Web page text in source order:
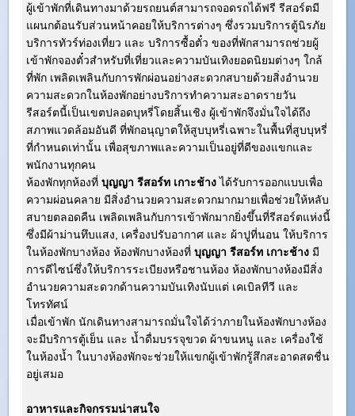
ผู้เข้าพักที่เดินทางมาด้วยรถยนต์สามารถจอดรถได้ฟรี รีสอร์ตมี
แผนกต้อนรับส่วนหน้าคอยให้บริการต่างๆ ซึ่งรวมบริการตู้นิรภัย
บริการทัวร์ท่องเที่ยว และ บริการซื้อตั๋ว ของที่พักสามารถช่วยผู้
เข้าพักจองตั๋วสำหรับที่เที่ยวและความบันเทิงยอดนิยมต่างๆ ใกล้
ที่พัก เพลิดเพลินกับการพักผ่อนอย่างสะดวกสบายด้วยสิ่งอำนวย
ความสะดวกในห้องพักอย่างบริการทำความสะอาดรายวัน
รีสอร์ตนี้เป็นเขตปลอดบุหรี่โดยสิ้นเชิง ผู้เข้าพักจึงมั่นใจได้ถึง
สภาพแวดล้อมอันดี ที่พักอนุญาตให้สูบบุหรี่เฉพาะในพื้นที่สูบบุหรี่
ที่กำหนดเท่านั้น เพื่อสุขภาพและความเป็นอยู่ที่ดีของแขกและ
พนักงานทุกคน
ห้องพักทุกห้องที่บุญญา รีสอร์ท เกาะช้างได้รับการออกแบบเพื่อ
ความผ่อนคลาย มีสิ่งอำนวยความสะดวกมากมายเพื่อช่วยให้หลับ
สบายตลอดคืน เพลิดเพลินกับการเข้าพักมากยิ่งขึ้นที่รีสอร์ตแห่งนี้
ซึ่งมีผ้าม่านทึบแสง, เครื่องปรับอากาศ และ ผ้าปูที่นอน ให้บริการ
ในห้องพักบางห้อง ห้องพักบางห้องที่บุญญา รีสอร์ท เกาะช้าง มี
การดีไซน์ซึ่งให้บริการระเบียงหรือชานห้อง ห้องพักบางห้องมีสิ่ง
อำนวยความสะดวกด้านความบันเทิงนับแต่ เคเบิลทีวี และ
โทรทัศน์
เมื่อเข้าพัก นักเดินทางสามารถมั่นใจได้ว่าภายในห้องพักบางห้อง
จะมีบริการตู้เย็น และ น้ำดื่มบรรจุขวด ผ้าขนหนู และ เครื่องใช้
ในห้องน้ำ ในบางห้องพักจะช่วยให้แขกผู้เข้าพักรู้สึกสะอาดสดชื่น
อยู่เสมอ
อาหารและกิจกรรมน่าสนใจ